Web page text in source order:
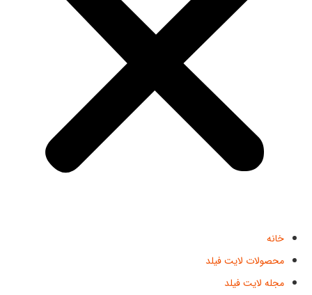
خانه
محصولات لایت فیلد
مجله لایت فیلد